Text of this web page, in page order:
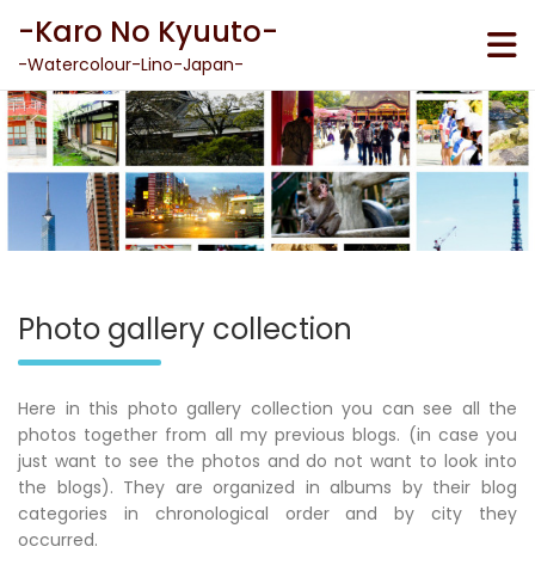
content
-Karo No Kyuuto-
-Watercolour-Lino-Japan-
Photo gallery collection
Here in this photo gallery collection you can see all the
photos together from all my previous blogs. (in case you
just want to see the photos and do not want to look into
the blogs). They are organized in albums by their blog
categories in chronological order and by city they
occurred.